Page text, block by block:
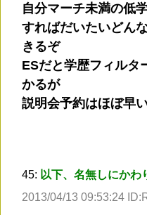
自分マーチ未満の低
すればだいたいどん
きるぞ
ESだと学歴フィルタ
かるが
説明会予約はほぼ早
45: 以下、名無しにかわ
2013/04/13 09:53:24